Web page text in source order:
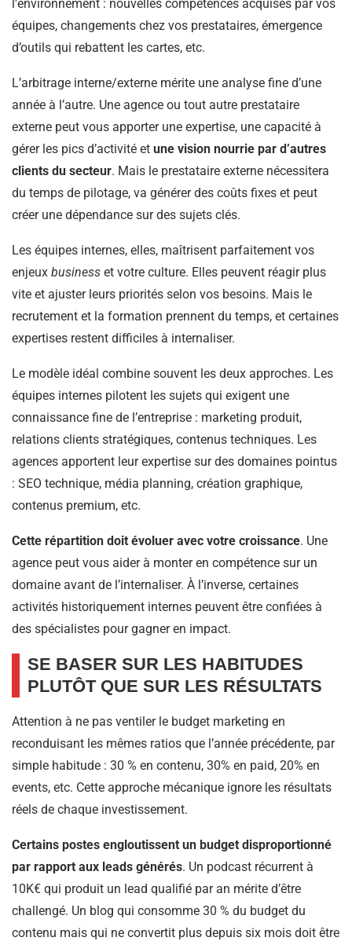
l’environnement : nouvelles compétences acquises par vos
équipes, changements chez vos prestataires, émergence
d’outils qui rebattent les cartes, etc.
L’arbitrage interne/externe mérite une analyse fine d’une
année à l’autre. Une agence ou tout autre prestataire
externe peut vous apporter une expertise, une capacité à
gérer les pics d’activité et une vision nourrie par d’autres
clients du secteur. Mais le prestataire externe nécessitera
du temps de pilotage, va générer des coûts fixes et peut
créer une dépendance sur des sujets clés.
Les équipes internes, elles, maîtrisent parfaitement vos
enjeux business et votre culture. Elles peuvent réagir plus
vite et ajuster leurs priorités selon vos besoins. Mais le
recrutement et la formation prennent du temps, et certaines
expertises restent difficiles à internaliser.
Le modèle idéal combine souvent les deux approches. Les
équipes internes pilotent les sujets qui exigent une
connaissance fine de l’entreprise : marketing produit,
relations clients stratégiques, contenus techniques. Les
agences apportent leur expertise sur des domaines pointus
: SEO technique, média planning, création graphique,
contenus premium, etc.
Cette répartition doit évoluer avec votre croissance. Une
agence peut vous aider à monter en compétence sur un
domaine avant de l’internaliser. À l’inverse, certaines
activités historiquement internes peuvent être confiées à
des spécialistes pour gagner en impact.
SE BASER SUR LES HABITUDES
PLUTÔT QUE SUR LES RÉSULTATS
Attention à ne pas ventiler le budget marketing en
reconduisant les mêmes ratios que l’année précédente, par
simple habitude : 30 % en contenu, 30% en paid, 20% en
events, etc. Cette approche mécanique ignore les résultats
réels de chaque investissement.
Certains postes engloutissent un budget disproportionné
par rapport aux leads générés. Un podcast récurrent à
10K€ qui produit un lead qualifié par an mérite d’être
challengé. Un blog qui consomme 30 % du budget du
contenu mais qui ne convertit plus depuis six mois doit être